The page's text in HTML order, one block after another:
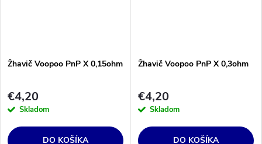
Žhavič Voopoo PnP X 0,15ohm
€4,20
Skladom
DO KOŠÍKA
Žhavič Voopoo PnP X 0,3ohm
€4,20
Skladom
DO KOŠÍKA